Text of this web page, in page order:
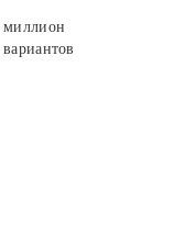
миллион
вариантов